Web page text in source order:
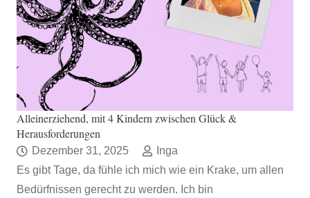
Alleinerziehend, mit 4 Kindern zwischen Glück &
Herausforderungen
Dezember 31, 2025
Inga
Es gibt Tage, da fühle ich mich wie ein Krake, um allen
Bedürfnissen gerecht zu werden. Ich bin